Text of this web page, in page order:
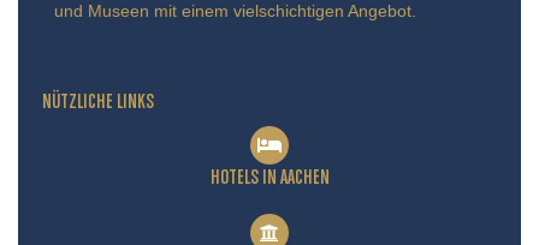
und Museen mit einem vielschichtigen Angebot.
NÜTZLICHE LINKS
HOTELS IN AACHEN